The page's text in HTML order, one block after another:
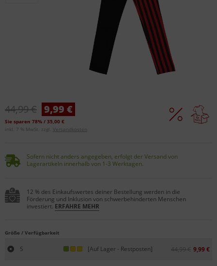
44,99 € 9,99 €
Sie sparen 78% / 35,00 €
inkl. 7 % MwSt. zzgl. Versandkosten
Sofern nicht anders angegeben, erfolgt der Versand von
Lagerartikeln innerhalb von 1-3 Werktagen.
12 % des Einkaufswertes deiner Bestellung werden in die
Förderung und Inklusion von schwerbehinderten Menschen
investiert. ERFAHRE MEHR
Größe / Verfügbarkeit
S [Auf Lager - Restposten] 44,99 € 9,99 €